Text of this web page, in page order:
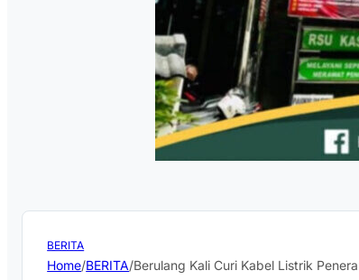
BERITA
Home/BERITA/Berulang Kali Curi Kabel Listrik